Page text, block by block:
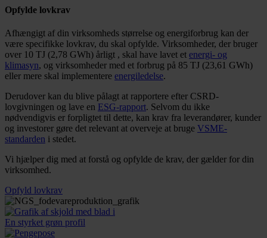
Opfylde lovkrav
Afhængigt af din virksomheds størrelse og energiforbrug kan der
være specifikke lovkrav, du skal opfylde. Virksomheder, der bruger
over 10 TJ (2,78 GWh) årligt , skal have lavet et energi- og
klimasyn, og virksomheder med et forbrug på 85 TJ (23,61 GWh)
eller mere skal implementere energiledelse.
Derudover kan du blive pålagt at rapportere efter CSRD-
lovgivningen og lave en ESG-rapport. Selvom du ikke
nødvendigvis er forpligtet til dette, kan krav fra leverandører, kunder
og investorer gøre det relevant at overveje at bruge VSME-
standarden i stedet.
Vi hjælper dig med at forstå og opfylde de krav, der gælder for din
virksomhed.
Opfyld lovkrav
En styrket grøn profil